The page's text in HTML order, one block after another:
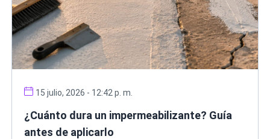
15 julio, 2026 - 12:42 p. m.
¿Cuánto dura un impermeabilizante? Guía
antes de aplicarlo